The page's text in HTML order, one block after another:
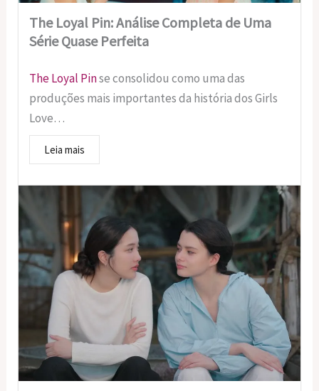
The Loyal Pin: Análise Completa de Uma
Série Quase Perfeita
The Loyal Pinse consolidou como uma das
produções mais importantes da história dos Girls
Love…
Leia mais